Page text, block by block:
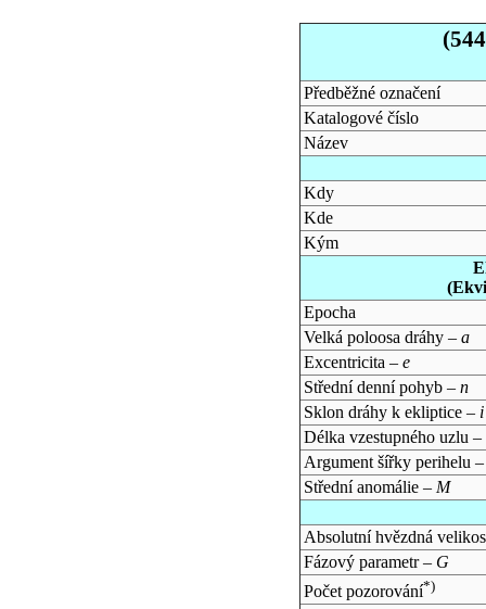
Předběžné označení
Katalogové číslo
Název
Kdy
Kde
Kým
Epocha
Velká poloosa dráhy – a
Excentricita – e
Střední denní pohyb – n
Sklon dráhy k ekliptice – i
Délka vzestupného uzlu –
Argument šířky perihelu
Střední anomálie – M
Absolutní hvězdná
Fázový parametr – G
Počet pozorování*)